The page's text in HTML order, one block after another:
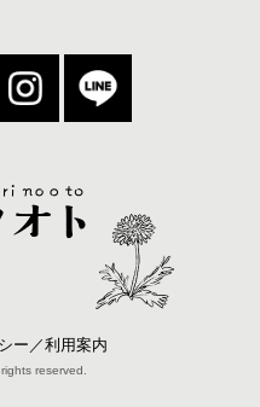
ー／利用案内
reserved.